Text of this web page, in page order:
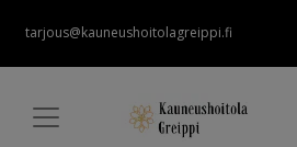
tarjous@kauneushoitolagreippi.fi